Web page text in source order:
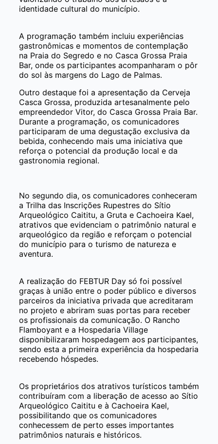
identidade cultural do município.
A programação também incluiu experiências
gastronômicas e momentos de contemplação
na Praia do Segredo e no Casca Grossa Praia
Bar, onde os participantes acompanharam o pôr
do sol às margens do Lago de Palmas.
Outro destaque foi a apresentação da Cerveja
Casca Grossa, produzida artesanalmente pelo
empreendedor Vitor, do Casca Grossa Praia Bar.
Durante a programação, os comunicadores
participaram de uma degustação exclusiva da
bebida, conhecendo mais uma iniciativa que
reforça o potencial da produção local e da
gastronomia regional.
No segundo dia, os comunicadores conheceram
a Trilha das Inscrições Rupestres do Sítio
Arqueológico Caititu, a Gruta e Cachoeira Kael,
atrativos que evidenciam o patrimônio natural e
arqueológico da região e reforçam o potencial
do município para o turismo de natureza e
aventura.
A realização do FEBTUR Day só foi possível
graças à união entre o poder público e diversos
parceiros da iniciativa privada que acreditaram
no projeto e abriram suas portas para receber
os profissionais da comunicação. O Rancho
Flamboyant e a Hospedaria Village
disponibilizaram hospedagem aos participantes,
sendo esta a primeira experiência da hospedaria
recebendo hóspedes.
Os proprietários dos atrativos turísticos também
contribuíram com a liberação de acesso ao Sítio
Arqueológico Caititu e à Cachoeira Kael,
possibilitando que os comunicadores
conhecessem de perto esses importantes
patrimônios naturais e históricos.